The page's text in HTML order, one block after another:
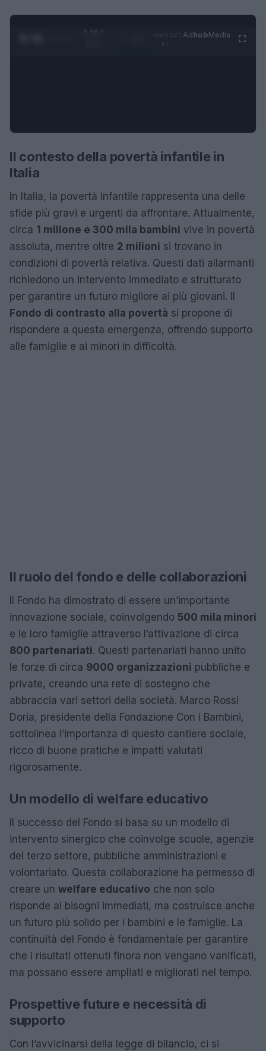
0:28 /
AdhubMedia
Il contesto della povertà infantile in
Italia
In Italia, la povertà infantile rappresenta una delle
sfide più gravi e urgenti da affrontare. Attualmente,
circa 1 milione e 300 mila bambini vive in povertà
assoluta, mentre oltre 2 milioni si trovano in
condizioni di povertà relativa. Questi dati allarmanti
richiedono un intervento immediato e strutturato
per garantire un futuro migliore ai più giovani. Il
Fondo di contrasto alla povertà si propone di
rispondere a questa emergenza, offrendo supporto
alle famiglie e ai minori in difficoltà.
Il ruolo del fondo e delle collaborazioni
Il Fondo ha dimostrato di essere un’importante
innovazione sociale, coinvolgendo 500 mila minori
e le loro famiglie attraverso l’attivazione di circa
800 partenariati. Questi partenariati hanno unito
le forze di circa 9000 organizzazioni pubbliche e
private, creando una rete di sostegno che
abbraccia vari settori della società. Marco Rossi
Doria, presidente della Fondazione Con i Bambini,
sottolinea l’importanza di questo cantiere sociale,
ricco di buone pratiche e impatti valutati
rigorosamente.
Un modello di welfare educativo
Il successo del Fondo si basa su un modello di
intervento sinergico che coinvolge scuole, agenzie
del terzo settore, pubbliche amministrazioni e
volontariato. Questa collaborazione ha permesso di
creare un welfare educativo che non solo
risponde ai bisogni immediati, ma costruisce anche
un futuro più solido per i bambini e le famiglie. La
continuità del Fondo è fondamentale per garantire
che i risultati ottenuti finora non vengano vanificati,
ma possano essere ampliati e migliorati nel tempo.
Prospettive future e necessità di
supporto
Con l’avvicinarsi della legge di bilancio, ci si